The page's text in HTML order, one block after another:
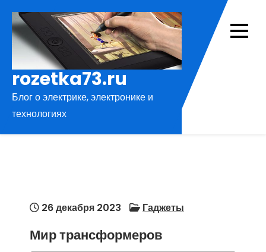
содержимому
rozetka73.ru
Блог о электрике, электронике и
технологиях
26 декабря 2023 Гаджеты
Мир трансформеров